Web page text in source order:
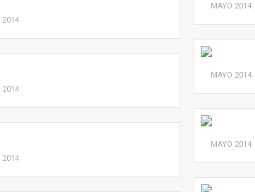
MAYO 2014
2014
MAYO 2014
2014
MAYO 2014
2014